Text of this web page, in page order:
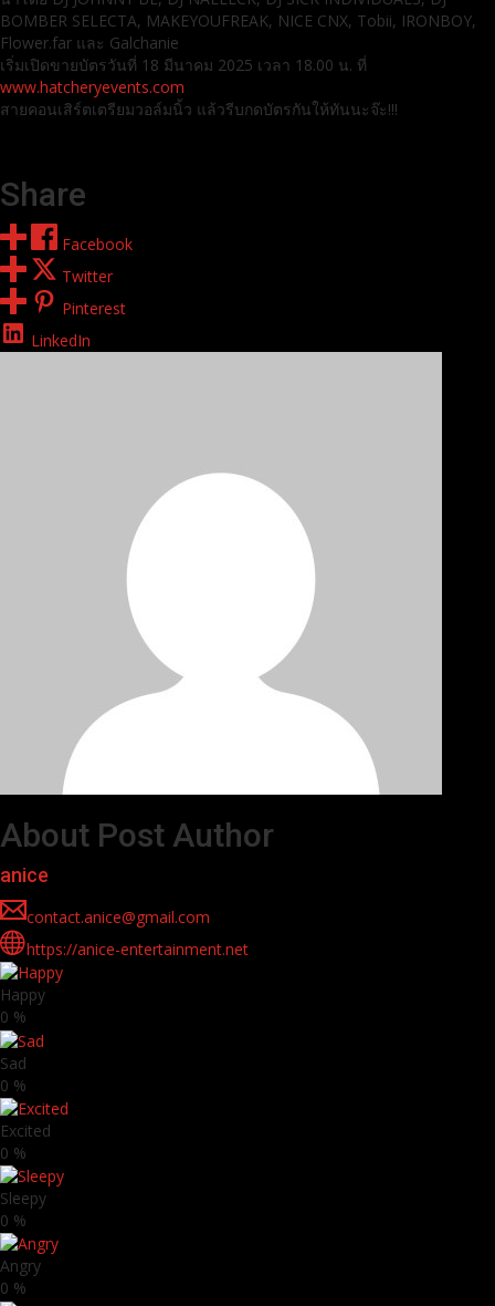
BOMBER SELECTA, MAKEYOUFREAK, NICE CNX, Tobii, IRONBOY,
Flower.far และ Galchanie
เริ่มเปิดขายบัตรวันที่ 18 มีนาคม 2025 เวลา 18.00 น. ที่
www.hatcheryevents.com
สายคอนเสิร์ตเตรียมวอล์มนิ้ว แล้วรีบกดบัตรกันให้ทันนะจ๊ะ!!!
Share
Facebook
Twitter
Pinterest
LinkedIn
About Post Author
anice
contact.anice@gmail.com
https://anice-entertainment.net
Happy
0 %
Sad
0 %
Excited
0 %
Sleepy
0 %
Angry
0 %